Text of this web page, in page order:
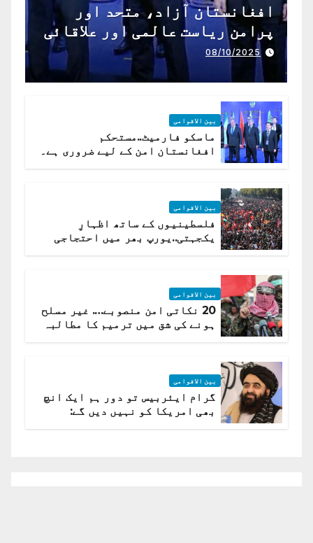
افغانستان آزاد، متحد اور
پرامن ریاست عالمی اور علاقائی
تعاون کے لیے ناگزیر ہے
08/10/2025
بین الاقوامی
ماسکو فارمیٹ..مستحکم
افغانستان امن کے لیے ضروری ہے۔
بین الاقوامی
فلسطینیوں کے ساتھ اظہارِ
یکجہتی..یورپ بھر میں احتجاجی
بین الاقوامی
20 نکاتی امن منصوبے…. غیر مسلح
ہونے کی شق میں ترمیم کا مطالبہ
بین الاقوامی
گرام ایئربیس تو دور ہم ایک انچ
بھی امریکا کو نہیں دیں گے: